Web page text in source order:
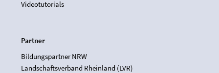
Videotutorials
Partner
Bildungspartner NRW
Landschaftsverband Rheinland (LVR)